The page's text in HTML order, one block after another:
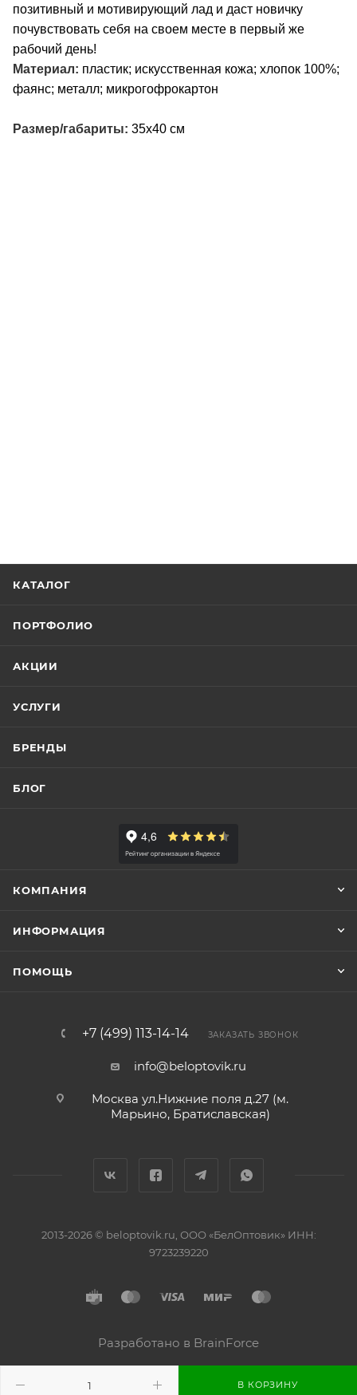
В КОРЗИНУ
позитивный и мотивирующий лад и даст новичку
почувствовать себя на своем месте в первый же
рабочий день!
Материал: пластик; искусственная кожа; хлопок 100%;
фаянс; металл; микрогофрокартон
Размер/габариты: 35х40 см
КАТАЛОГ
ПОРТФОЛИО
АКЦИИ
УСЛУГИ
БРЕНДЫ
БЛОГ
КОМПАНИЯ
ИНФОРМАЦИЯ
ПОМОЩЬ
+7 (499) 113-14-14 ЗАКАЗАТЬ ЗВОНОК
info@beloptovik.ru
Москва ул.Нижние поля д.27 (м.
Марьино, Братиславская)
2013-2026 © beloptovik.ru, ООО «БелОптовик» ИНН:
9723239220
Разработано в BrainForce